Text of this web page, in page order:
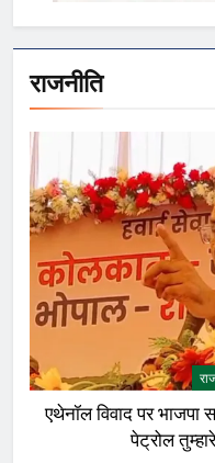
राजनीति
एथेनॉल विवाद पर भाजपा
पेट्रोल